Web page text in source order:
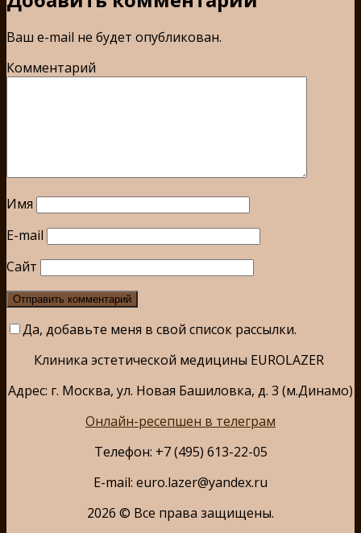
Ваш e-mail не будет опубликован.
Комментарий
Имя
E-mail
Сайт
Да, добавьте меня в свой список рассылки.
Клиника эстетической медицины EUROLAZER
Адрес: г. Москва, ул. Новая Башиловка, д. 3 (м.Динамо)
Онлайн-ресепшен в телеграм
Телефон: +7 (495) 613-22-05
E-mail: euro.lazer@yandex.ru
2026 © Все права защищены.